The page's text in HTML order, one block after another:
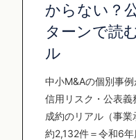
からない？
ターンで読
ル
中小M&Aの個別事
信用リスク・公表
成約のリアル（事
約2,132件＝令和6年